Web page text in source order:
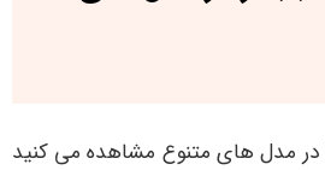
را در مدل‌ های متنوع مشاهده می‌ کنید